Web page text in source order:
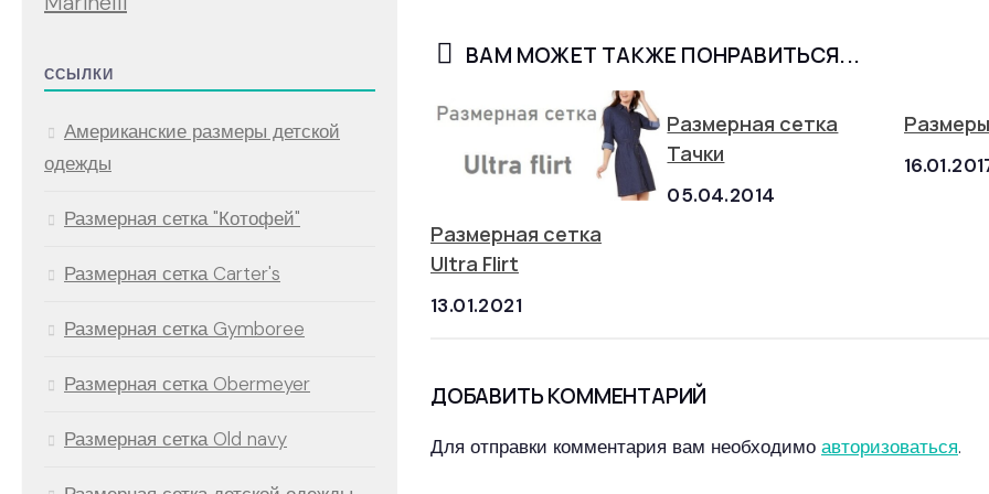
ВАМ МОЖЕТ ТАКЖЕ ПОНРАВИТЬСЯ...
Размерная сетка
Ultra Flirt
13.01.2021
Размерная сетка
Тачки
05.04.2014
ДОБАВИТЬ КОММЕНТАРИЙ
Для отправки комментария вам необходимо авторизоваться.
ССЫЛКИ
Американские размеры детской
одежды
Размерная сетка "Котофей"
Размерная сетка Carter's
Размерная сетка Gymboree
Размерная сетка Obermeyer
Размерная сетка Old navy